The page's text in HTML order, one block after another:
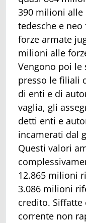
390 milioni
tedesche e
forze armate
milioni alle
Vengono poi le
presso le filiali
di enti e di
vaglia, gli
detti enti e
incamerati dal
Questi valori
12.865 milioni
3.086 milioni
credito.
corrente non